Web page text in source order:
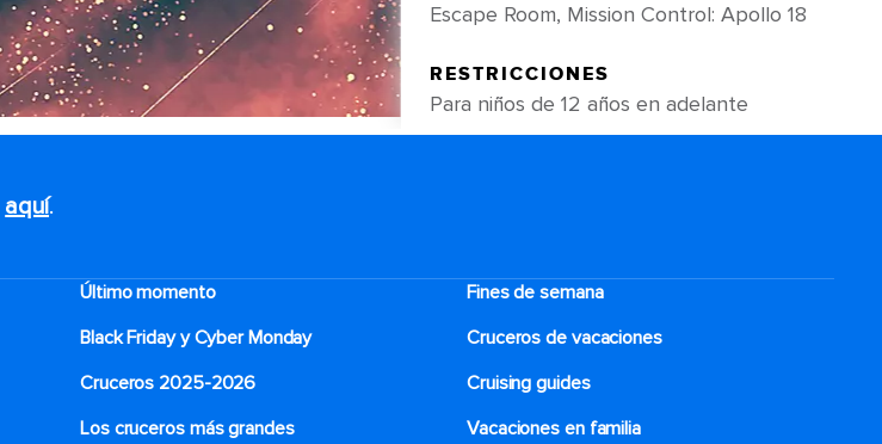
Escape Room, Mission Control: Apollo 18
RESTRICCIONES
Para niños de 12 años en adelante
aquí.
Último momento
Fines de semana
Black Friday y Cyber Monday
Cruceros de vacaciones
Cruceros 2025-2026
Cruising guides
Los cruceros más grandes
Vacaciones en familia